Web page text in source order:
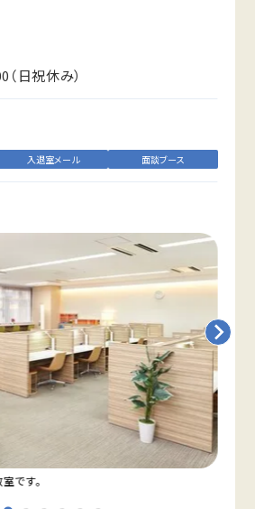
日祝休み）
入退室メール 面談ブース
です。